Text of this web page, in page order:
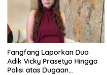
Fangfang Laporkan Dua
Adik Vicky Prasetyo Hingga
Polisi atas Dugaan